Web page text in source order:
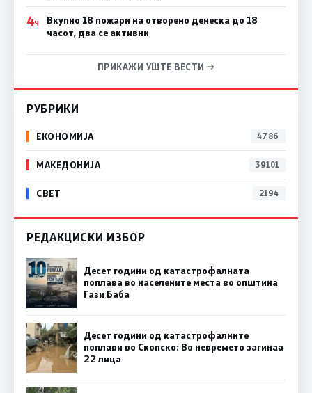
4Ч
Вкупно 18 пожари на отворено денеска до 18
часот, два се активни
ПРИКАЖИ УШТЕ ВЕСТИ →
РУБРИКИ
ЕКОНОМИЈА 4786
МАКЕДОНИЈА 39101
СВЕТ 2194
РЕДАКЦИСКИ ИЗБОР
Десет години од катастрофалната
поплава во населените места во општина
Гази Баба
Десет години од катастрофалните
поплави во Скопско: Во невремето загинаа
22 лица